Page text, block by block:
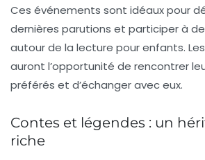
Ces événements sont idéaux pour
dernières parutions et participer à
autour de la lecture pour enfants.
auront l’opportunité de rencontrer
préférés et d’échanger avec eux.
Contes et légendes : un
riche